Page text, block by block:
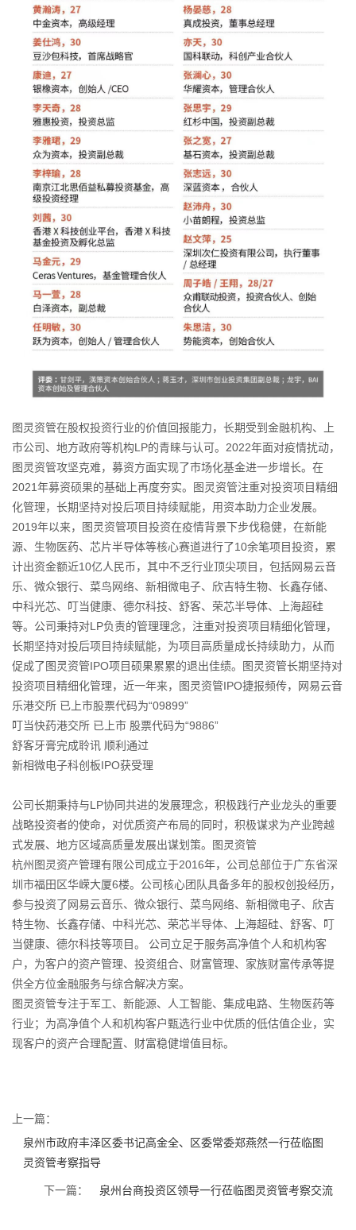
图灵资管在股权投资行业的价值回报能力，长期受到金融机构、上
市公司、地方政府等机构LP的青睐与认可。2022年面对疫情扰动，
图灵资管攻坚克难，募资方面实现了市场化基金进一步增长。在
2021年募资硕果的基础上再度夯实。图灵资管注重对投资项目精细
化管理，长期坚持对投后项目持续赋能，用资本助力企业发展。
2019年以来，图灵资管项目投资在疫情背景下步伐稳健，在新能
源、生物医药、芯片半导体等核心赛道进行了10余笔项目投资，累
计出资金额近10亿人民币，其中不乏行业顶尖项目，包括网易云音
乐、微众银行、菜鸟网络、新相微电子、欣吉特生物、长鑫存储、
中科光芯、叮当健康、德尔科技、舒客、荣芯半导体、上海超硅
等。公司秉持对LP负责的管理理念，注重对投资项目精细化管理，
长期坚持对投后项目持续赋能，为项目高质量成长持续助力，从而
促成了图灵资管IPO项目硕果累累的退出佳绩。图灵资管长期坚持对
投资项目精细化管理，近一年来，图灵资管IPO捷报频传，网易云音
乐港交所 已上市股票代码为“09899”
叮当快药港交所 已上市 股票代码为“9886”
舒客牙膏完成聆讯 顺利通过
新相微电子科创板IPO获受理
公司长期秉持与LP协同共进的发展理念，积极践行产业龙头的重要
战略投资者的使命，对优质资产布局的同时，积极谋求为产业跨越
式发展、地方区域高质量发展出谋划策。图灵资管
杭州图灵资产管理有限公司成立于2016年，公司总部位于广东省深
圳市福田区华嵘大厦6楼。公司核心团队具备多年的股权创投经历，
参与投资了网易云音乐、微众银行、菜鸟网络、新相微电子、欣吉
特生物、长鑫存储、中科光芯、荣芯半导体、上海超硅、舒客、叮
当健康、德尔科技等项目。 公司立足于服务高净值个人和机构客
户，为客户的资产管理、投资组合、财富管理、家族财富传承等提
供全方位金融服务与综合解决方案。
图灵资管专注于军工、新能源、人工智能、集成电路、生物医药等
行业；为高净值个人和机构客户甄选行业中优质的低估值企业，实
现客户的资产合理配置、财富稳健增值目标。
上一篇：
泉州市政府丰泽区委书记高金全、区委常委郑燕然一行莅临图
灵资管考察指导
下一篇： 泉州台商投资区领导一行莅临图灵资管考察交流